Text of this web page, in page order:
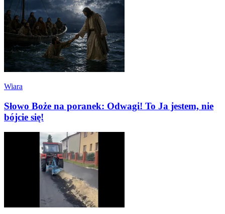
Wiara
Słowo Boże na poranek: Odwagi! To Ja jestem, nie
bójcie się!